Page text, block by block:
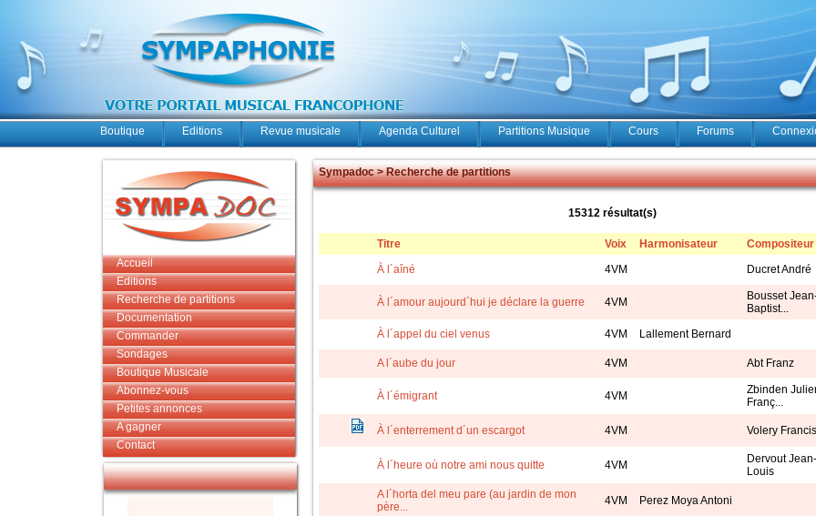
Boutique Editions Revue musicale Agenda Culturel Partitions Musique Cours Forums
Accueil
Editions
Recherche de partitions
Documentation
Commander
Sondages
Boutique Musicale
Abonnez-vous
Petites annonces
A gagner
Contact
Sympadoc > Recherche de partitions
15312 résultat(s)
Titre Voix Harmonisateur
Compositeur
À l´aîné
4VM Ducret André
À l´amour aujourd´hui je déclare la guerre 4VM
Bousset
Baptist...
À l´appel du ciel venus
4VM Lallement Bernard
A l´aube du jour 4VM Abt Franz
À l´émigrant 4VM
Zbinden
Franç...
À l´enterrement d´un escargot 4VM Volery Francis
À l´heure où notre ami nous quitte 4VM
Dervout Jean-
Louis
A l´horta del meu pare (au jardin de mon
père...
4VM Perez Moya Antoni